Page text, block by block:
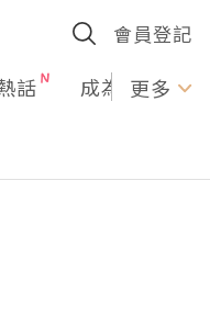
會員登記
話 成為U更多